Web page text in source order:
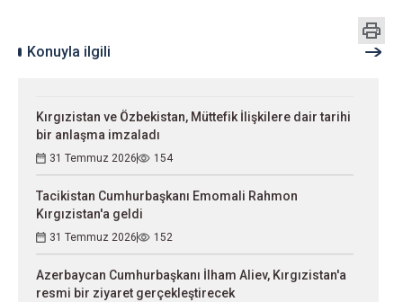
Konuyla ilgili
Kırgızistan ve Özbekistan, Müttefik İlişkilere dair tarihi
bir anlaşma imzaladı
31 Temmuz 2026 154
Tacikistan Cumhurbaşkanı Emomali Rahmon
Kırgızistan'a geldi
31 Temmuz 2026 152
Azerbaycan Cumhurbaşkanı İlham Aliev, Kırgızistan'a
resmi bir ziyaret gerçekleştirecek